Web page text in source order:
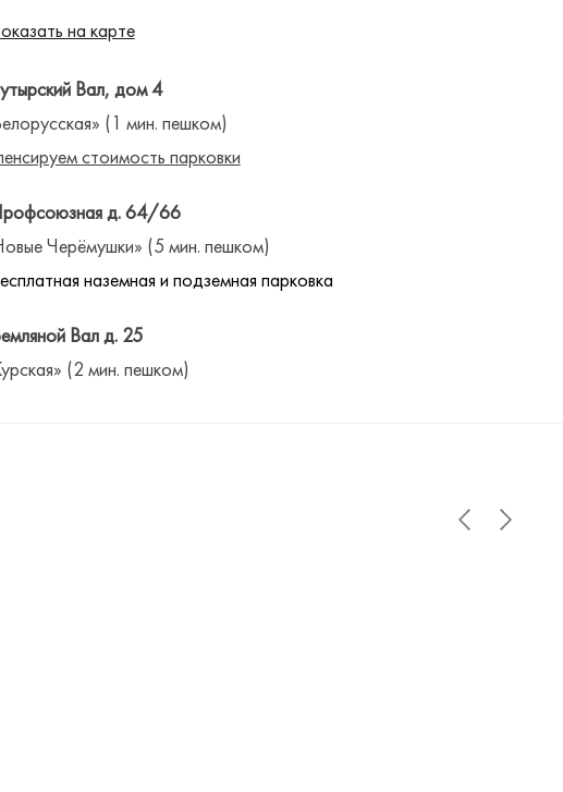
на карте
Вал, дом 4
(1 мин. пешком)
стоимость парковки
д. 64/66
Черёмушки» (5 мин. пешком)
наземная и подземная парковка
Вал д. 25
(2 мин. пешком)